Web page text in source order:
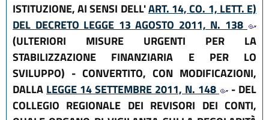
ISTITUZIONE, AI SENSI DELL'ART. 14, CO. 1, LETT. E)
DEL DECRETO LEGGE 13 AGOSTO 2011, N. 138
(ULTERIORI MISURE URGENTI PER LA
STABILIZZAZIONE FINANZIARIA E PER LO
SVILUPPO) - CONVERTITO, CON MODIFICAZIONI,
DALLA LEGGE 14 SETTEMBRE 2011, N. 148
- DEL
COLLEGIO REGIONALE DEI REVISORI DEI CONTI,